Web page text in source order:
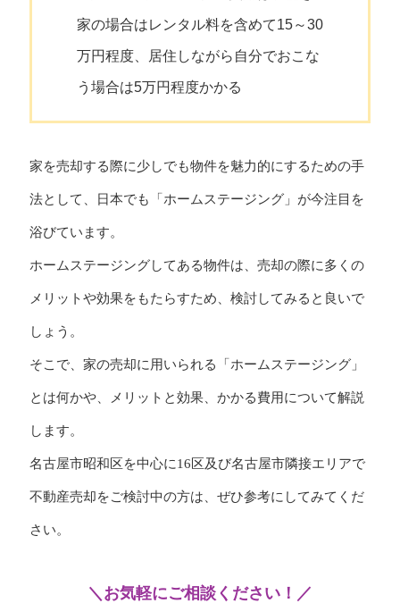
家の場合はレンタル料を含めて15～30
万円程度、居住しながら自分でおこな
う場合は5万円程度かかる
家を売却する際に少しでも物件を魅力的にするための手
法として、日本でも「ホームステージング」が今注目を
浴びています。
ホームステージングしてある物件は、売却の際に多くの
メリットや効果をもたらすため、検討してみると良いで
しょう。
そこで、家の売却に用いられる「ホームステージング」
とは何かや、メリットと効果、かかる費用について解説
します。
名古屋市昭和区を中心に16区及び名古屋市隣接エリアで
不動産売却をご検討中の方は、ぜひ参考にしてみてくだ
さい。
＼お気軽にご相談ください！／